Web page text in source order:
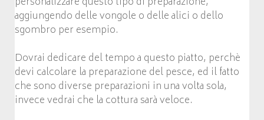
aggiungendo delle vongole o delle alici o dello
sgombro per esempio.
Dovrai dedicare del tempo a questo piatto, perchè
devi calcolare la preparazione del pesce, ed il fatto
che sono diverse preparazioni in una volta sola,
invece vedrai che la cottura sarà veloce.